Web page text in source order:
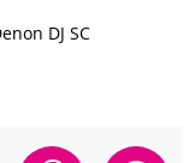
DJ SC